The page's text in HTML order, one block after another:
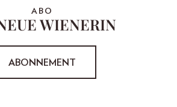
ABO
WIENERIN
ABONNEMENT